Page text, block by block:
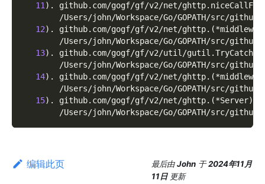
11 ) . github.com/gogf/gf/v2/net/
/Users/john/Workspace/Go/GOPATH/src/
12) . github.com/gogf/gf/v2/net/ghttp. (
/Users/john/Workspace/Go/GOPATH/src/
13) . github.com/gogf/gf/v2/util/gutil.TryCatch
/Users/john/Workspace/Go/GOPATH/src/
14) . github.com/gogf/gf/v2/net/ghttp. (
/Users/john/Workspace/Go/GOPATH/src/
15) . github.com/gogf/gf/v2/net/ghttp. (*Server)
/Users/john/Workspace/Go/GOPATH/src/
编辑此页 最后由John 于2024年11月
11日 更新